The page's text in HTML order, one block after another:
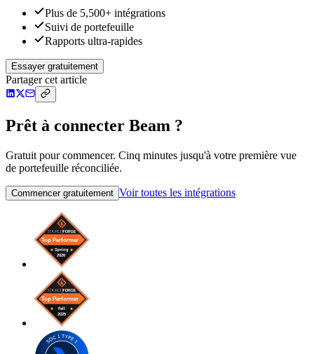
Plus de 5,500+ intégrations
Suivi de portefeuille
Rapports ultra-rapides
Essayer gratuitement
Partager cet article
Prêt à connecter Beam ?
Gratuit pour commencer. Cinq minutes jusqu'à votre première vue
de portefeuille réconciliée.
Commencer gratuitement Voir toutes les intégrations